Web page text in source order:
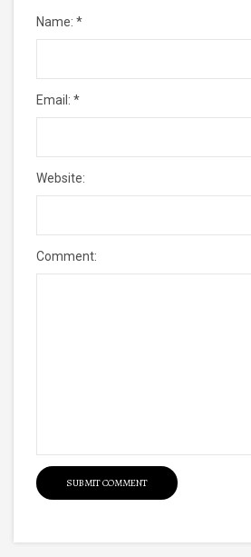
Name: *
Email: *
Website:
Comment: